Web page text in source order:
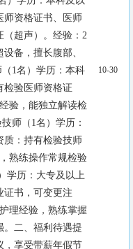
师资格证书、医师
超声）。经验：2
备，擅长腹部、
1名）学历：本科
检验医师资格证
验，能独立解读检
师（1名）学历：
质：持有检验技师
熟练操作常规检验
学历：大专及以上
证书，可变更注
理经验，熟练掌握
。二、福利待遇提
，享受带薪年假节
10-30